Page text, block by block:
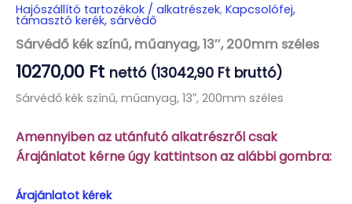
Hajószállító tartozékok / alkatrészek, Kapcsolófej,
támasztó kerék, sárvédő
Sárvédő kék színű, műanyag, 13″, 200mm széles
10270,00 Ft nettó (13042,90 Ft bruttó)
Sárvédő kék színű, műanyag, 13″, 200mm széles
Amennyiben az utánfutó alkatrészről csak
Árajánlatot kérne úgy kattintson az alábbi gombra:
Árajánlatot kérek